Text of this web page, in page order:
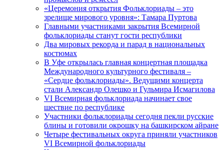
«Церемония открытия Фольклориады – это
зрелище мирового уровня»: Тамара Пуртова
Главными участниками закрытия Всемирной
фольклориады станут гости республики
Два мировых рекорда и парад в национальных
костюмах
В Уфе открылась главная концертная площадка
Международного культурного фестиваля –
«Сердце фольклориады». Ведущими концерта
стали Александр Олешко и Гульмира Исмагилова
VI Всемирная фольклориада начинает свое
шествие по республике
Участники фольклориады сегодня пекли русские
блины и готовили окрошку на башкирском айране
Четыре фестивальных округа приняли участников
VI Всемирной фольклориады